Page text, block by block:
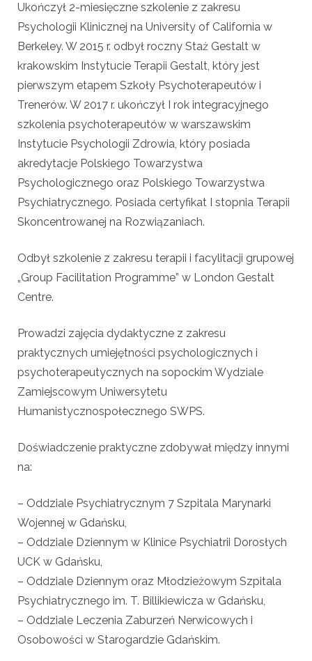
Ukończył 2-miesięczne szkolenie z zakresu
Psychologii Klinicznej na University of California w
Berkeley. W 2015 r. odbył roczny Staż Gestalt w
krakowskim Instytucie Terapii Gestalt, który jest
pierwszym etapem Szkoły Psychoterapeutów i
Trenerów. W 2017 r. ukończył I rok integracyjnego
szkolenia psychoterapeutów w warszawskim
Instytucie Psychologii Zdrowia, który posiada
akredytacje Polskiego Towarzystwa
Psychologicznego oraz Polskiego Towarzystwa
Psychiatrycznego. Posiada certyfikat I stopnia Terapii
Skoncentrowanej na Rozwiązaniach.
Odbył szkolenie z zakresu terapii i facylitacji grupowej
„Group Facilitation Programme” w London Gestalt
Centre.
Prowadzi zajęcia dydaktyczne z zakresu
praktycznych umiejętności psychologicznych i
psychoterapeutycznych na sopockim Wydziale
Zamiejscowym Uniwersytetu
Humanistycznospołecznego SWPS.
Doświadczenie praktyczne zdobywał między innymi
na:
– Oddziale Psychiatrycznym 7 Szpitala Marynarki
Wojennej w Gdańsku,
– Oddziale Dziennym w Klinice Psychiatrii Dorosłych
UCK w Gdańsku,
– Oddziale Dziennym oraz Młodzieżowym Szpitala
Psychiatrycznego im. T. Billikiewicza w Gdańsku,
– Oddziale Leczenia Zaburzeń Nerwicowych i
Osobowości w Starogardzie Gdańskim.